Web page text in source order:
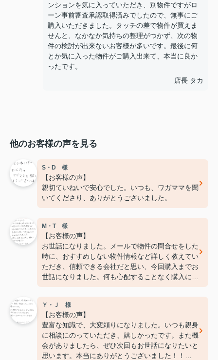
ンションを気に入っていただき、別物件ですがロ
ーン事前審査承認取得済みでしたので、無事にご
購入いただきました。タッチの差で物件が買えま
せんと、なかなか気持ちの整理がつかず、次の物
件の検討が出来ないお客様が多いです。最後に何
とか気に入った物件がご購入出来て、本当に良か
ったです。
店長 タカ
他のお客様の声を見る
S・D 様
【お客様の声】
親切ていねいで安心でした。いつも、ワガママを聞
いてくださり、ありがとうございました。
M・T 様
【お客様の声】
お世話になりました。メールで物件の問合せをした
時に、おすすめしない物件情報など詳しく教えてい
ただき、信頼できる会社だと思い、今回購入までお
世話になりました。何も心配することなく購入にこ
ぎつけました。ありがとうございました。
Ｙ・Ｊ 様
【お客様の声】
豊富な知識で、大変頼りになりました。いつも親身
に相談にのっていただき、嬉しかったです。また機
会がありましたら、ぜひ次回もお世話になりたいと
思います。本当にありがとうございました！！